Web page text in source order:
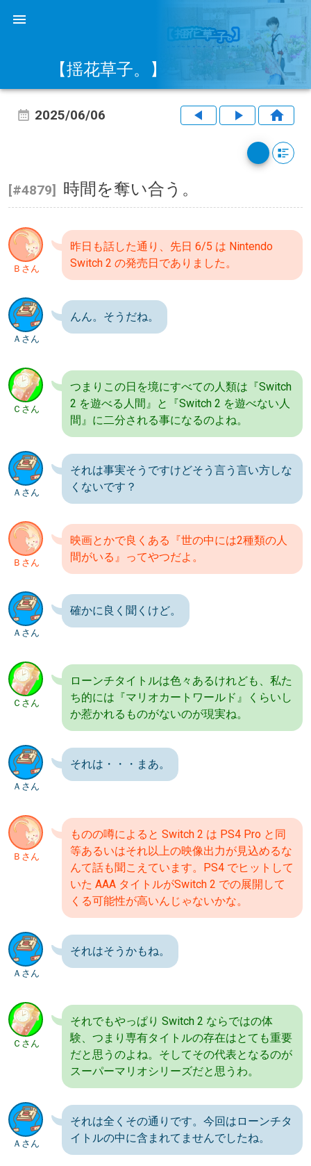
【揺花草子。】
2025/06/06
[#4879] 時間を奪い合う。
Ｂさん
昨日も話した通り、先日 6/5 は Nintendo
Switch 2 の発売日でありました。
Ａさん
んん。そうだね。
Ｃさん
つまりこの日を境にすべての人類は『Switch
2 を遊べる人間』と『Switch 2 を遊べない人
間』に二分される事になるのよね。
Ａさん
それは事実そうですけどそう言う言い方しな
くないです？
Ｂさん
映画とかで良くある『世の中には2種類の人
間がいる』ってやつだよ。
Ａさん
確かに良く聞くけど。
Ｃさん
ローンチタイトルは色々あるけれども、私た
ち的には『マリオカートワールド』くらいし
か惹かれるものがないのが現実ね。
Ａさん
それは・・・まあ。
Ｂさん
ものの噂によると Switch 2 は PS4 Pro と同
等あるいはそれ以上の映像出力が見込めるな
んて話も聞こえています。PS4 でヒットして
いた AAA タイトルがSwitch 2 での展開して
くる可能性が高いんじゃないかな。
Ａさん
それはそうかもね。
Ｃさん
それでもやっぱり Switch 2 ならではの体
験、つまり専有タイトルの存在はとても重要
だと思うのよね。そしてその代表となるのが
スーパーマリオシリーズだと思うわ。
Ａさん
それは全くその通りです。今回はローンチタ
イトルの中に含まれてませんでしたね。